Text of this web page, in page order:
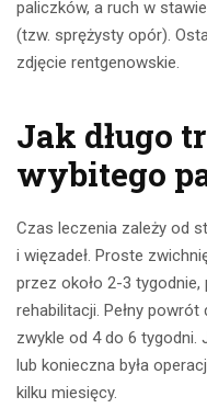
paliczków, a ruch w
(tzw. sprężysty opór).
zdjęcie rentgenowskie.
Jak długo
wybitego
Czas leczenia zależy od
i więzadeł. Proste
przez około 2-3
rehabilitacji. Pełny
zwykle od 4 do 6 tygodni.
lub konieczna była
kilku miesięcy.